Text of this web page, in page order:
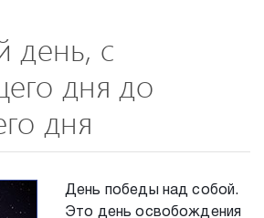
день, с
дня до
дня
День победы над собой.
Это день освобождения